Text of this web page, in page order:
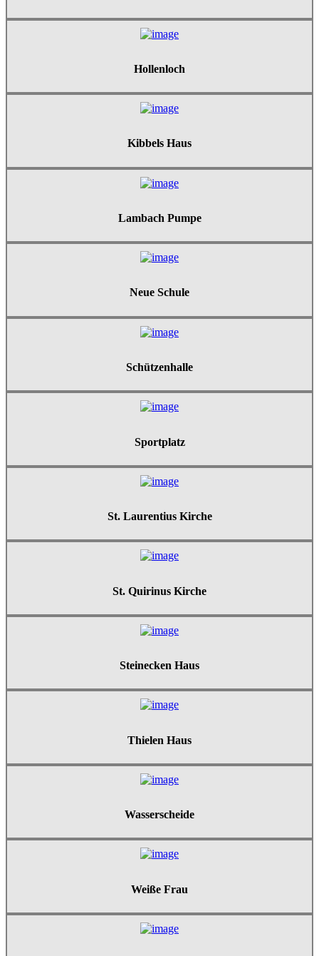
Hollenloch
Kibbels Haus
Lambach Pumpe
Neue Schule
Schützenhalle
Sportplatz
St. Laurentius Kirche
St. Quirinus Kirche
Steinecken Haus
Thielen Haus
Wasserscheide
Weiße Frau